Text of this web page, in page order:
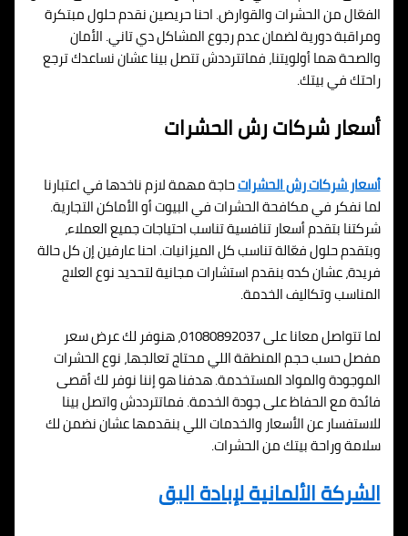
الفعّال من الحشرات والقوارض. احنا حريصين نقدم حلول مبتكرة
ومراقبة دورية لضمان عدم رجوع المشاكل دي تاني. الأمان
والصحة هما أولويتنا، فماتترددش تتصل بينا عشان نساعدك ترجع
راحتك في بيتك.
أسعار شركات رش الحشرات
أسعار شركات رش الحشراتحاجة مهمة لازم ناخدها في اعتبارنا
لما نفكر في مكافحة الحشرات في البيوت أو الأماكن التجارية.
شركتنا بتقدم أسعار تنافسية تناسب احتياجات جميع العملاء،
وبتقدم حلول فعّالة تناسب كل الميزانيات. احنا عارفين إن كل حالة
فريدة، عشان كده بنقدم استشارات مجانية لتحديد نوع العلاج
المناسب وتكاليف الخدمة.
لما تتواصل معانا على 01080892037، هنوفر لك عرض سعر
مفصل حسب حجم المنطقة اللي محتاج تعالجها، نوع الحشرات
الموجودة والمواد المستخدمة. هدفنا هو إننا نوفر لك أقصى
فائدة مع الحفاظ على جودة الخدمة. فماتترددش واتصل بينا
للاستفسار عن الأسعار والخدمات اللي بنقدمها عشان نضمن لك
سلامة وراحة بيتك من الحشرات.
الشركة الألمانية لإبادة البق